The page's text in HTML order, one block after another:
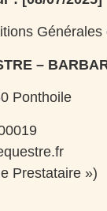
–
Ponthoile
Prestataire »)